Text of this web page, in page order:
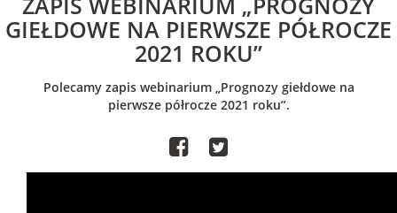
GIEŁDOWE NA PIERWSZE PÓŁROCZE
2021 ROKU”
Polecamy zapis webinarium „Prognozy giełdowe na
pierwsze półrocze 2021 roku”.